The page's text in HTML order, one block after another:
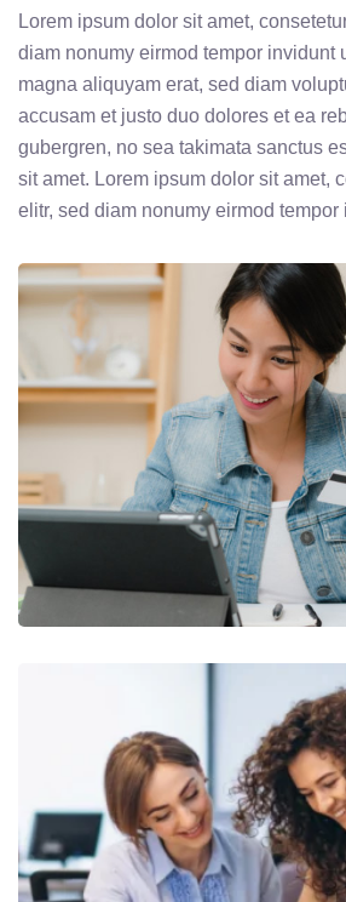
Lorem ipsum dolor sit amet,
diam nonumy eirmod tempor invidunt
magna aliquyam erat, sed diam
accusam et justo duo dolores et ea
gubergren, no sea takimata sanctus
sit amet. Lorem ipsum dolor sit amet,
elitr, sed diam nonumy eirmod tempor